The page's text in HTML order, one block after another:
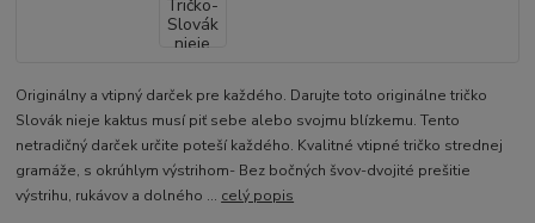
Originálny a vtipný darček pre každého. Darujte toto originálne tričko
Slovák nieje kaktus musí piť sebe alebo svojmu blízkemu. Tento
netradičný darček určite poteší každého. Kvalitné vtipné tričko strednej
gramáže, s okrúhlym výstrihom- Bez bočných švov-dvojité prešitie
výstrihu, rukávov a dolného ... celý popis